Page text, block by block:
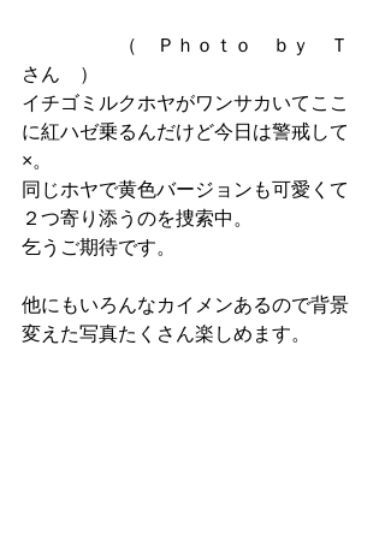
（　Ｐｈｏｔｏ　ｂｙ　Ｔ
さん　）
イチゴミルクホヤがワンサカいてここ
に紅ハゼ乗るんだけど今日は警戒して
×。
同じホヤで黄色バージョンも可愛くて
２つ寄り添うのを捜索中。
乞うご期待です。
他にもいろんなカイメンあるので背景
変えた写真たくさん楽しめます。